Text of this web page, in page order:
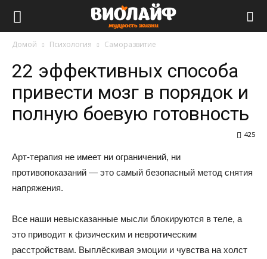
Домой Психология Саморазвитие
22 эффективных способа
привести мозг в порядок и
полную боевую готовность
425
Арт-терапия не имеет ни ограничений, ни
противопоказаний — это самый безопасный метод снятия
напряжения.
Все наши невысказанные мысли блокируются в теле, а
это приводит к физическим и невротическим
расстройствам. Выплёскивая эмоции и чувства на холст